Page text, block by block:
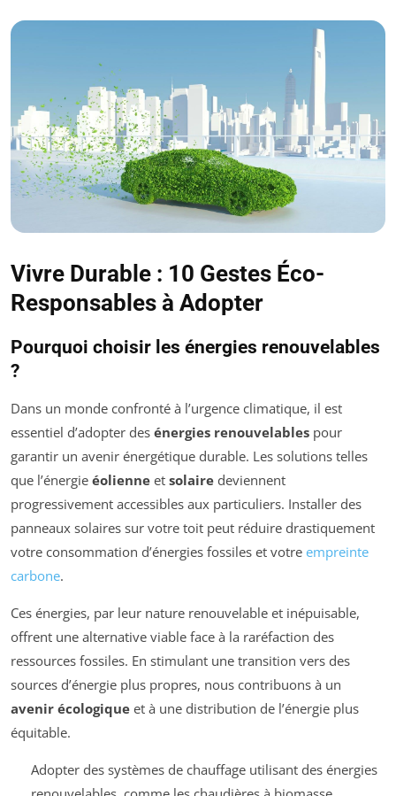
Vivre Durable : 10 Gestes Éco-
Responsables à Adopter
Pourquoi choisir les énergies renouvelables
?
Dans un monde confronté à l’urgence climatique, il est
essentiel d’adopter des énergies renouvelables pour
garantir un avenir énergétique durable. Les solutions telles
que l’énergie éolienne et solaire deviennent
progressivement accessibles aux particuliers. Installer des
panneaux solaires sur votre toit peut réduire drastiquement
votre consommation d’énergies fossiles et votre empreinte
carbone.
Ces énergies, par leur nature renouvelable et inépuisable,
offrent une alternative viable face à la raréfaction des
ressources fossiles. En stimulant une transition vers des
sources d’énergie plus propres, nous contribuons à un
avenir écologique et à une distribution de l’énergie plus
équitable.
Adopter des systèmes de chauffage utilisant des énergies